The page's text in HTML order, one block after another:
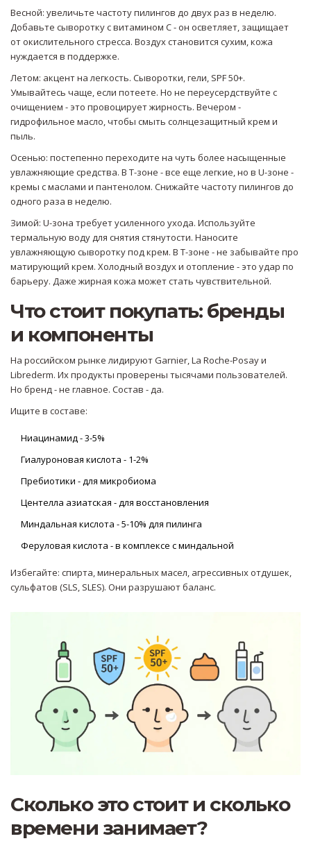
Весной: увеличьте частоту пилингов до двух раз в неделю.
Добавьте сыворотку с витамином С - он осветляет, защищает
от окислительного стресса. Воздух становится сухим, кожа
нуждается в поддержке.
Летом: акцент на легкость. Сыворотки, гели, SPF 50+.
Умывайтесь чаще, если потеете. Но не переусердствуйте с
очищением - это провоцирует жирность. Вечером -
гидрофильное масло, чтобы смыть солнцезащитный крем и
пыль.
Осенью: постепенно переходите на чуть более насыщенные
увлажняющие средства. В Т-зоне - все еще легкие, но в U-зоне -
кремы с маслами и пантенолом. Снижайте частоту пилингов до
одного раза в неделю.
Зимой: U-зона требует усиленного ухода. Используйте
термальную воду для снятия стянутости. Наносите
увлажняющую сыворотку под крем. В Т-зоне - не забывайте про
матирующий крем. Холодный воздух и отопление - это удар по
барьеру. Даже жирная кожа может стать чувствительной.
Что стоит покупать: бренды
и компоненты
На российском рынке лидируют Garnier, La Roche-Posay и
Librederm. Их продукты проверены тысячами пользователей.
Но бренд - не главное. Состав - да.
Ищите в составе:
Ниацинамид - 3-5%
Гиалуроновая кислота - 1-2%
Пребиотики - для микробиома
Центелла азиатская - для восстановления
Миндальная кислота - 5-10% для пилинга
Феруловая кислота - в комплексе с миндальной
Избегайте: спирта, минеральных масел, агрессивных отдушек,
сульфатов (SLS, SLES). Они разрушают баланс.
Сколько это стоит и сколько
времени занимает?